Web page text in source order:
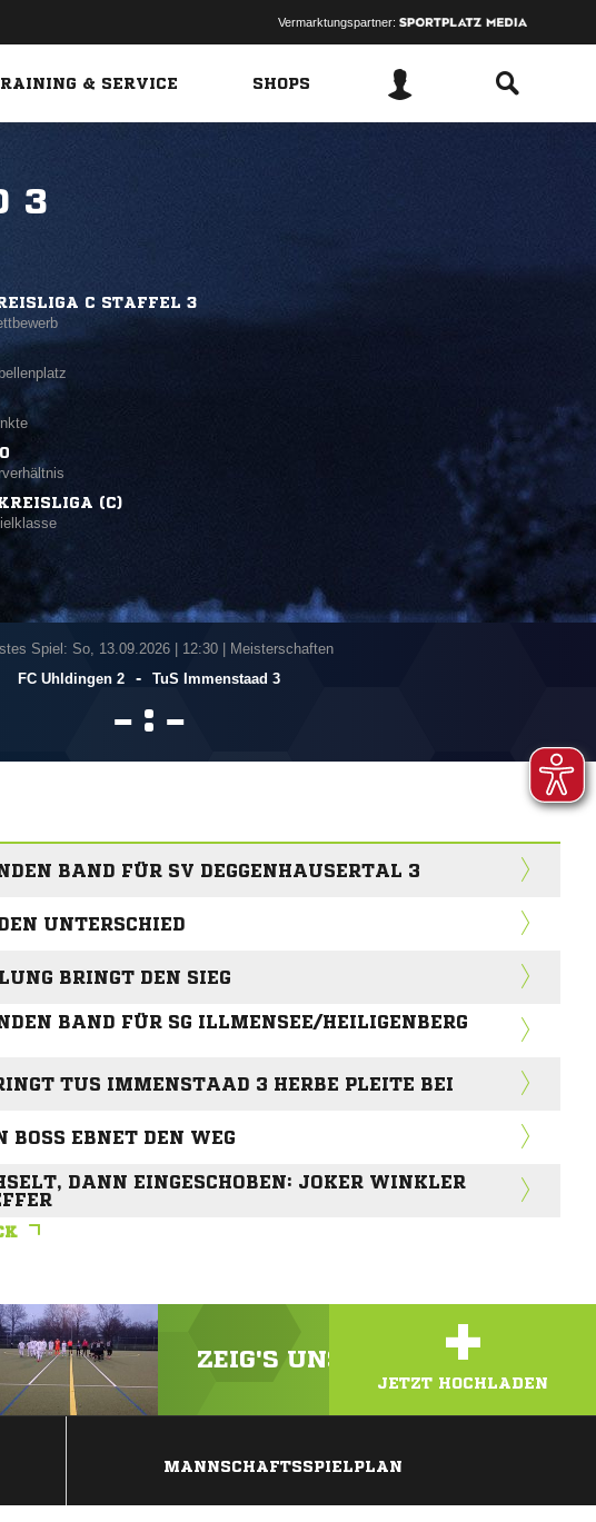
Vermarktungspartner:
& SERVICE SHOPS
3
C STAFFEL 3
(C)
Spiel: So, 13.09.2026| 12:30 | Meisterschaften
FC Uhldingen 2
- TuS Immenstaad 3
 : 
BAND FÜR SV DEGGENHAUSERTAL 3
UNTERSCHIED
BRINGT DEN SIEG
BAND FÜR SG ILLMENSEE/HEILIGENBERG
TUS IMMENSTAAD 3 HERBE PLEITE BEI
BOSS EBNET DEN WEG
DANN EINGESCHOBEN: JOKER WINKLER
ZEIG'S UNS! LADE DEIN VIDEO
+
JETZT HOCHLADEN
MANNSCHAFTSSPIELPLAN